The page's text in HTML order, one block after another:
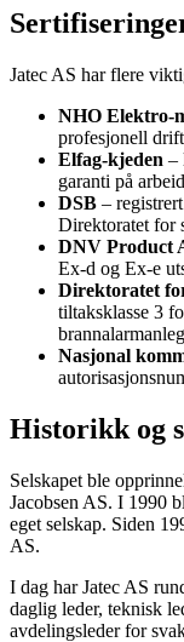
Jatec AS har flere
NHO Elektro-
profesjonell drift
Elfag-kjeden –
garanti på
DSB –
Direktoratet for
DNV Product
Ex-d og Ex-e
Direktoratet
tiltaksklasse 3
Nasjonal
Historikk og
Selskapet ble
Jacobsen AS. I 1990
eget selskap. Siden
AS.
I dag har Jatec AS
daglig leder, teknisk
avdelingsleder for